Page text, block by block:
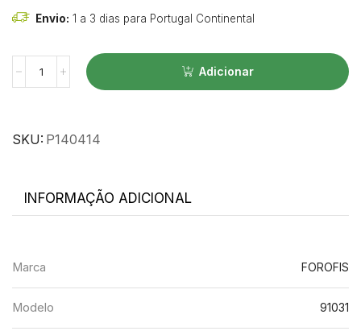
Envio: 1 a 3 dias para Portugal Continental
Adicionar
SKU: P140414
INFORMAÇÃO ADICIONAL
Marca FOROFIS
Modelo 91031